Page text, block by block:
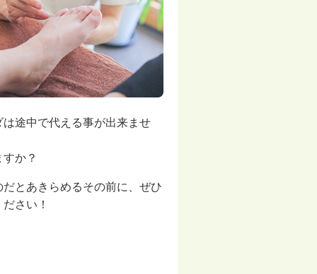
途中で代える事が出来ませ
か？
とあきらめるその前に、ぜひ
さい！